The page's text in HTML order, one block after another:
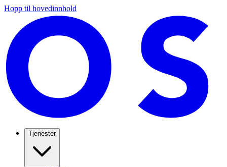
Hopp til hovedinnhold
Tjenester